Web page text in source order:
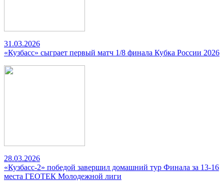
31.03.2026
«Кузбасс» сыграет первый матч 1/8 финала Кубка России 2026
28.03.2026
«Кузбасс-2» победой завершил домашний тур Финала за 13-16
места ГЕОТЕК Молодежной лиги